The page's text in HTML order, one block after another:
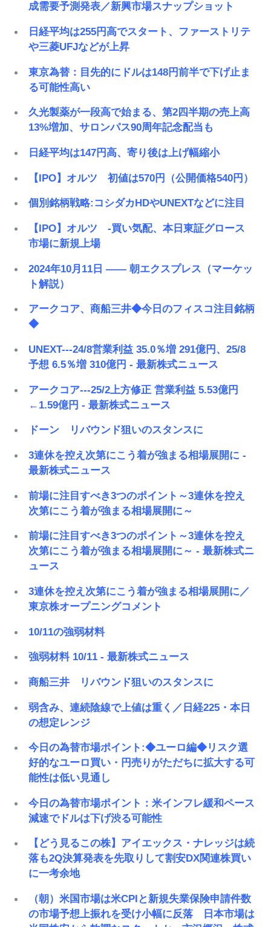
成需要予測発表／新興市場スナップショット
日経平均は255円高でスタート、ファーストリテ
や三菱UFJなどが上昇
東京為替：目先的にドルは148円前半で下げ止ま
る可能性高い
久光製薬が一段高で始まる、第2四半期の売上高
13%増加、サロンパス90周年記念配当も
日経平均は147円高、寄り後は上げ幅縮小
【IPO】オルツ 初値は570円（公開価格540円）
個別銘柄戦略:コシダカHDやUNEXTなどに注目
【IPO】オルツ -買い気配、本日東証グロース
市場に新規上場
2024年10月11日 ―― 朝エクスプレス（マーケッ
ト解説）
アークコア、商船三井◆今日のフィスコ注目銘柄
◆
UNEXT---24/8営業利益 35.0％増 291億円、25/8
予想 6.5％増 310億円 - 最新株式ニュース
アークコア---25/2上方修正 営業利益 5.53億円
←1.59億円 - 最新株式ニュース
ドーン リバウンド狙いのスタンスに
3連休を控え次第にこう着が強まる相場展開に -
最新株式ニュース
前場に注目すべき3つのポイント～3連休を控え
次第にこう着が強まる相場展開に～
前場に注目すべき3つのポイント～3連休を控え
次第にこう着が強まる相場展開に～ - 最新株式ニ
ュース
3連休を控え次第にこう着が強まる相場展開に／
東京株オープニングコメント
10/11の強弱材料
強弱材料 10/11 - 最新株式ニュース
商船三井 リバウンド狙いのスタンスに
弱含み、連続陰線で上値は重く／日経225・本日
の想定レンジ
今日の為替市場ポイント:◆ユーロ編◆リスク選
好的なユーロ買い・円売りがただちに拡大する可
能性は低い見通し
今日の為替市場ポイント：米インフレ緩和ペース
減速でドルは下げ渋る可能性
【どう見るこの株】アイエックス・ナレッジは続
落も2Q決算発表を先取りして割安DX関連株買い
に一考余地
（朝）米国市場は米CPIと新規失業保険申請件数
の市場予想上振れを受け小幅に反落 日本市場は